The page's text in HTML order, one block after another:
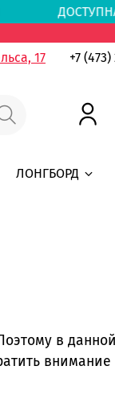
17 +7
ЛОНГБОРД
в